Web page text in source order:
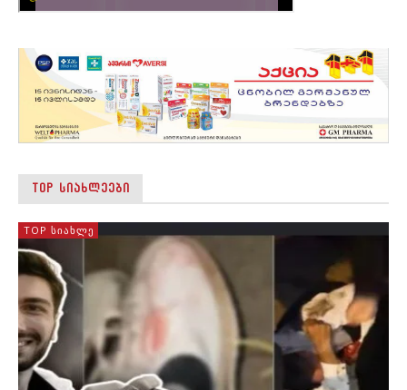
TOP ᲡᲘᲐᲮᲚᲔᲔᲑᲘ
TOP ᲡᲘᲐᲮᲚᲔ